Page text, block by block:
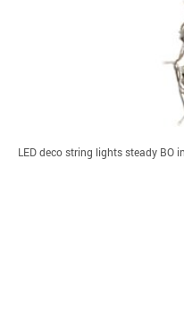
LED deco string lights steady BO